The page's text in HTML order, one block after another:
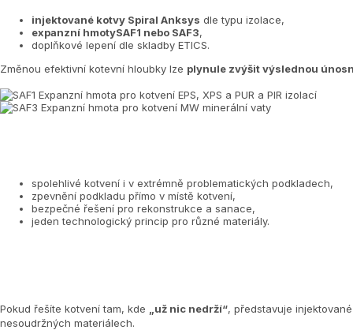
injektované kotvy Spiral Anksys dle typu izolace,
expanzní hmotySAF1 nebo SAF3,
doplňkové lepení dle skladby ETICS.
Změnou efektivní kotevní hloubky lze plynule zvýšit výslednou
spolehlivé kotvení i v extrémně problematických podkladech,
zpevnění podkladu přímo v místě kotvení,
bezpečné řešení pro rekonstrukce a sanace,
jeden technologický princip pro různé materiály.
Pokud řešíte kotvení tam, kde „už nic nedrží“, představuje
nesoudržných materiálech.